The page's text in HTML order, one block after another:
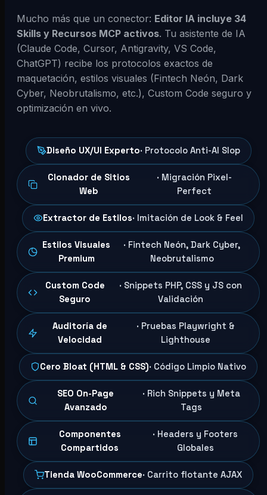
Mucho más que un conector: Editor IA incluye 34
Skills y Recursos MCP activos. Tu asistente de IA
(Claude Code, Cursor, Antigravity, VS Code,
ChatGPT) recibe los protocolos exactos de
maquetación, estilos visuales (Fintech Neón, Dark
Cyber, Neobrutalismo, etc.), Custom Code seguro y
optimización en vivo.
Diseño UX/UI Experto· Protocolo Anti-AI Slop
Clonador de Sitios
Web
· Migración Pixel-
Perfect
Extractor de Estilos· Imitación de Look & Feel
Estilos Visuales
Premium
· Fintech Neón, Dark Cyber,
Neobrutalismo
Custom Code
Seguro
· Snippets PHP, CSS y JS con
Validación
Auditoría de
Velocidad
· Pruebas Playwright &
Lighthouse
Cero Bloat (HTML & CSS)· Código Limpio Nativo
SEO On-Page
Avanzado
· Rich Snippets y Meta
Tags
Componentes
Compartidos
· Headers y Footers
Globales
Tienda WooCommerce· Carrito flotante AJAX